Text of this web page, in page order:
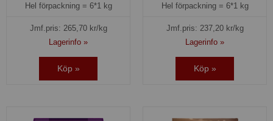
Hel förpackning = 6*1 kg
Jmf.pris: 265,70kr/kg
Lagerinfo »
Köp »
Hel förpackning = 6*1 kg
Jmf.pris: 237,20kr/kg
Lagerinfo »
Köp »